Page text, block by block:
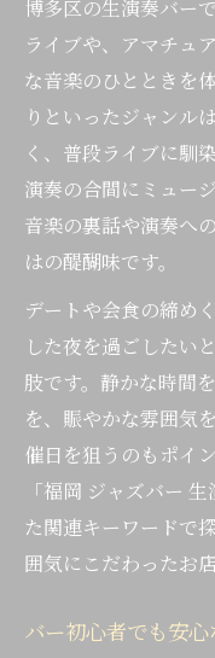
博多区の生演奏バー
ライブや、アマチュ
な音楽のひとときを
りといったジャンル
く、普段ライブに馴
演奏の合間にミュー
音楽の裏話や演奏へ
はの醍醐味です。
デートや会食の締め
した夜を過ごしたい
肢です。静かな時間
を、賑やかな雰囲気
催日を狙うのもポイン
「福岡 ジャズバー
た関連キーワードで
囲気にこだわったお
バー初心者でも安